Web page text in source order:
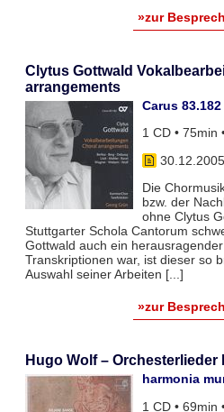
»zur
Clytus Gottwald
arrangements
Carus 83.182
1 CD • 75min
30.12.2005
Die
bzw. der
ohne Clytus
Stuttgarter Schola Cantorum
Gottwald auch ein
Transkriptionen war, ist dieser so
Auswahl seiner Arbeiten [...]
»zur
Hugo Wolf – Orchesterlieder
harmonia
1 CD • 69min